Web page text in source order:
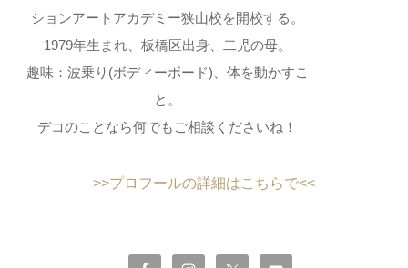
ションアートアカデミー狭山校を開校する。
1979年生まれ、板橋区出身、二児の母。
趣味：波乗り(ボディーボード)、体を動かすこ
と。
デコのことなら何でもご相談くださいね！
>>プロフールの詳細はこちらで<<